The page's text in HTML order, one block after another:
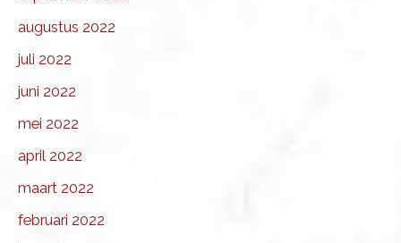
augustus 2022
juli 2022
juni 2022
mei 2022
april 2022
maart 2022
februari 2022